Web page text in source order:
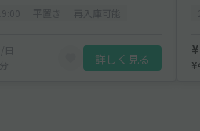
/日
詳しく見る